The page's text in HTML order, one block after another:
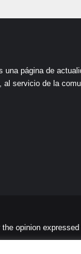
una página de
al servicio de la
opinion